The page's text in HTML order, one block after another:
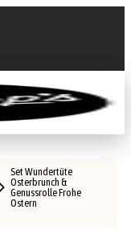
0
Set Wundertüte
Osterbrunch &
Genussrolle Frohe
Ostern